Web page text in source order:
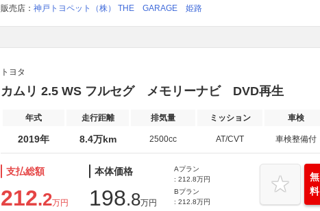
販売店： 神戸トヨペット（株） THE GARAGE 姫路
トヨタ
カムリ 2.5 WS フルセグ メモリーナビ DVD再生
年式 走行距離 排気量 ミッション 車検
2019年 8.4万km 2500cc AT/CVT 車検整備付
支払総額
212.2万円
本体価格
198.8万円
Aプラン
: 212.8万円
Bプラン
: 212.8万円
無
料